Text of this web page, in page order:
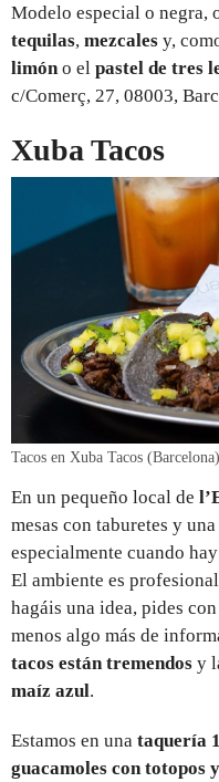
Modelo especial o negra,
tequilas, mezcales y,
limóno el pastel de tres
c/Comerç, 27, 08003,
Xuba Tacos
Tacos en Xuba Tacos
En un pequeño local de
mesas con taburetes y
especialmente cuando
El ambiente es
hagáis una idea, pides
menos algo más de
tacos están tremendos y
maíz azul.
Estamos en una taquería
guacamoles con totopos